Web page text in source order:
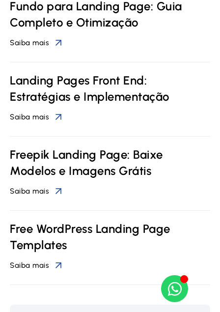
Fundo para Landing Page: Guia
Completo e Otimização
Saiba mais
Landing Pages Front End:
Estratégias e Implementação
Saiba mais
Freepik Landing Page: Baixe
Modelos e Imagens Grátis
Saiba mais
Free WordPress Landing Page
Templates
Saiba mais